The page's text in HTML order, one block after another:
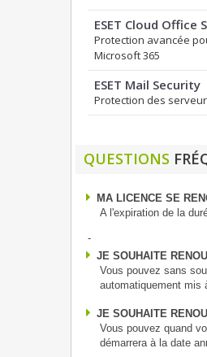
ESET Cloud Office
Protection avancée
Microsoft 365
ESET Mail Security
Protection des
QUESTIONS
MA LICENCE SE
A l'expiration de la
-
JE SOUHAITE
Vous pouvez sans
automatiquement mis
JE SOUHAITE
Vous pouvez quand
démarrera à la date